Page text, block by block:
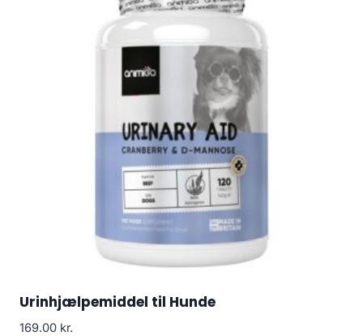
Urinhjælpemiddel til Hunde
169.00 kr.